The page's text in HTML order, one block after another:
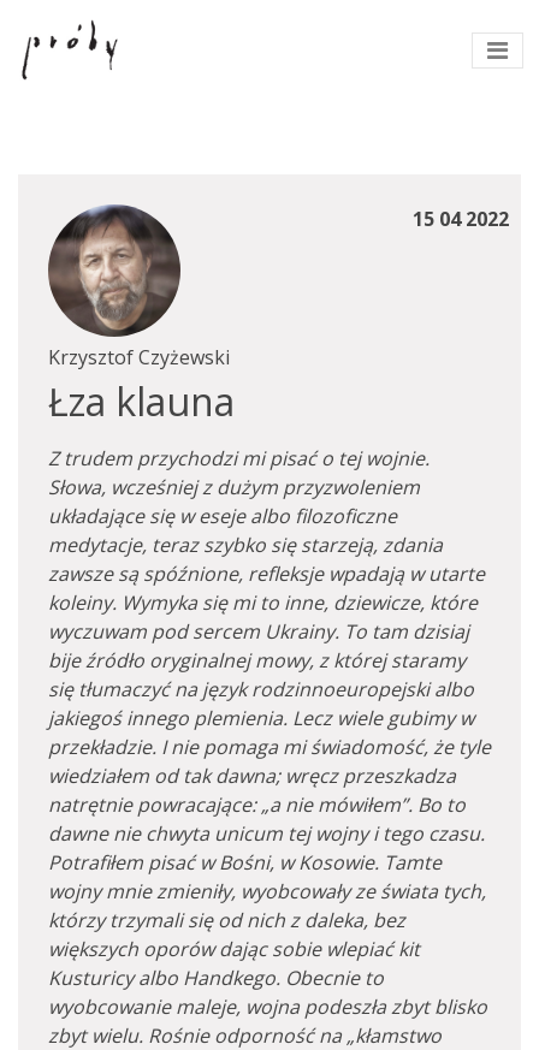
15 04 2022
Krzysztof Czyżewski
Łza klauna
Z trudem przychodzi mi pisać o tej wojnie.
Słowa, wcześniej z dużym przyzwoleniem
układające się w eseje albo filozoficzne
medytacje, teraz szybko się starzeją, zdania
zawsze są spóźnione, refleksje wpadają w utarte
koleiny. Wymyka się mi to inne, dziewicze, które
wyczuwam pod sercem Ukrainy. To tam dzisiaj
bije źródło oryginalnej mowy, z której staramy
się tłumaczyć na język rodzinnoeuropejski albo
jakiegoś innego plemienia. Lecz wiele gubimy w
przekładzie. I nie pomaga mi świadomość, że tyle
wiedziałem od tak dawna; wręcz przeszkadza
natrętnie powracające: „a nie mówiłem”. Bo to
dawne nie chwyta unicum tej wojny i tego czasu.
Potrafiłem pisać w Bośni, w Kosowie. Tamte
wojny mnie zmieniły, wyobcowały ze świata tych,
którzy trzymali się od nich z daleka, bez
większych oporów dając sobie wlepiać kit
Kusturicy albo Handkego. Obecnie to
wyobcowanie maleje, wojna podeszła zbyt blisko
zbyt wielu. Rośnie odporność na „kłamstwo